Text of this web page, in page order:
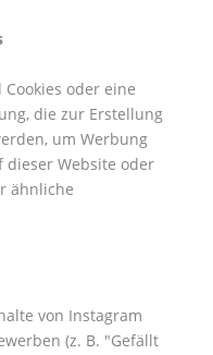
oder eine
die zur Erstellung
um Werbung
dieser Website oder
ähnliche
von Instagram
(z. B. "Gefällt